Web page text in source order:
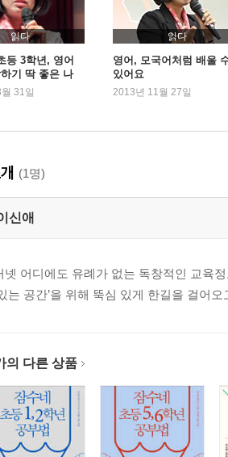
게 어려워요 | 어떤 책이 좋을까? | 그
설 | 만화책 | 단행본 vs 전집
저력 키우기
능력
력
필요할까? | 글쓰기에 대한 오해 풀기 |
중요한가? | 장기적으로 국어 실력(읽기
요
어공부법
력이 외국어 실력이다 | 영어, 이렇게 하
학공부법
읽다
등 3학년, 영어
기 딱 좋은 나
31일
읽다
영어, 모국어처럼 배울
있어요
2013년 11월 27일
(1명)
신애
넷 어디에도 유례가 없는 독창적인 교육
는 공간’을 위해 뚝심 있게 한길을 걸어오
의 다른 상품